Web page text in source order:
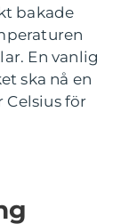
bakade
En vanlig
ska nå en
Celsius för